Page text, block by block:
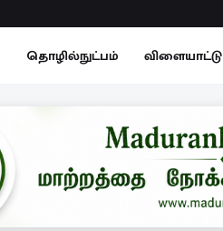
தொழில்நுட்பம் விளையாட்டு